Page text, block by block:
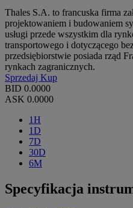
Thales S.A. to francuska firma
projektowaniem i budowaniem
usługi przede wszystkim dla
transportowego i dotyczącego
przedsiębiorstwie posiada rząd
rynkach zagranicznych.
Sprzedaj Kup
BID 0.0000
ASK 0.0000
1H
1D
7D
30D
6M
Specyfikacja